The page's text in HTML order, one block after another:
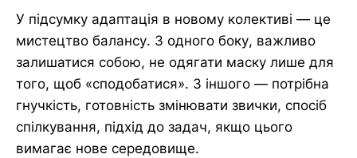
У підсумку адаптація в новому колективі — це
мистецтво балансу. З одного боку, важливо
залишатися собою, не одягати маску лише для
того, щоб «сподобатися». З іншого — потрібна
гнучкість, готовність змінювати звички, спосіб
спілкування, підхід до задач, якщо цього
вимагає нове середовище.